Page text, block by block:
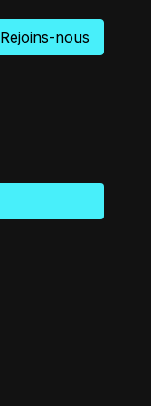
Rejoins-nous